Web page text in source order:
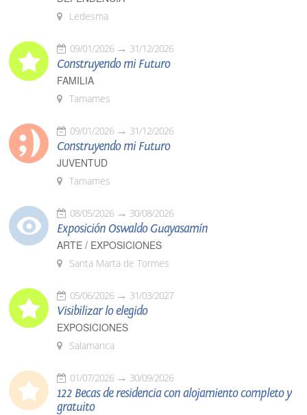
Ledesma
09/01/2026 31/12/2026
Construyendo mi Futuro
FAMILIA
Tamames
09/01/2026 31/12/2026
Construyendo mi Futuro
JUVENTUD
Tamames
08/05/2026 30/08/2026
Exposición Oswaldo Guayasamín
ARTE / EXPOSICIONES
Santa Marta de Tormes
05/06/2026 31/03/2027
Visibilizar lo elegido
EXPOSICIONES
Salamanca
01/07/2026 30/09/2026
122 Becas de residencia con alojamiento completo y
gratuito